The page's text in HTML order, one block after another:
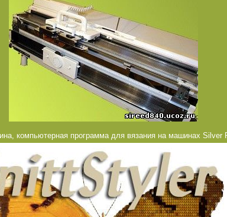
компьютерная программа для вязания на машинах Silver